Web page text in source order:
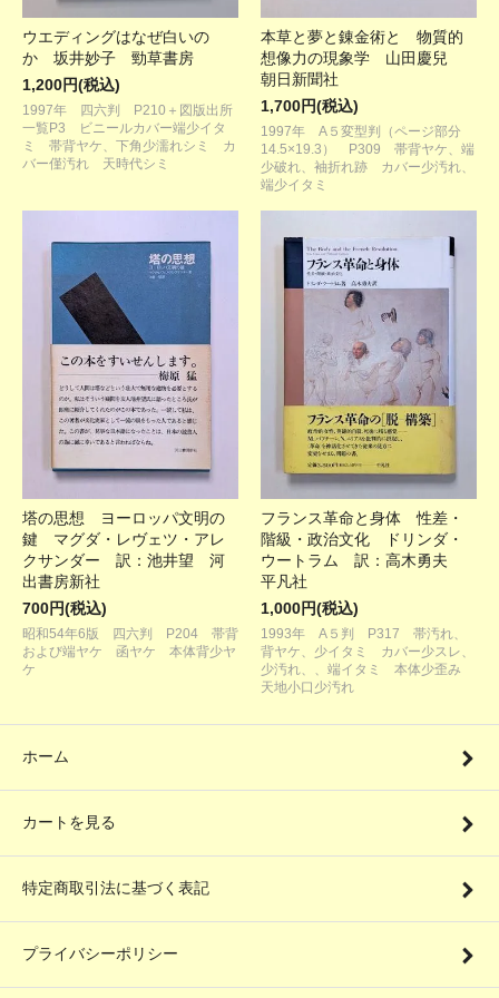
ウエディングはなぜ白いの
か 坂井妙子 勁草書房
1,200円(税込)
1997年 四六判 P210＋図版出所
一覧P3 ビニールカバー端少イタ
ミ 帯背ヤケ、下角少濡れシミ カ
バー僅汚れ 天時代シミ
本草と夢と錬金術と 物質的
想像力の現象学 山田慶兒
朝日新聞社
1,700円(税込)
1997年 A５変型判（ページ部分
14.5×19.3） P309 帯背ヤケ、端
少破れ、袖折れ跡 カバー少汚れ、
端少イタミ
塔の思想 ヨーロッパ文明の
鍵 マグダ・レヴェツ・アレ
クサンダー 訳：池井望 河
出書房新社
700円(税込)
昭和54年6版 四六判 P204 帯背
および端ヤケ 函ヤケ 本体背少ヤ
ケ
フランス革命と身体 性差・
階級・政治文化 ドリンダ・
ウートラム 訳：高木勇夫
平凡社
1,000円(税込)
1993年 A５判 P317 帯汚れ、
背ヤケ、少イタミ カバー少スレ、
少汚れ、、端イタミ 本体少歪み
天地小口少汚れ
ホーム
カートを見る
特定商取引法に基づく表記
プライバシーポリシー